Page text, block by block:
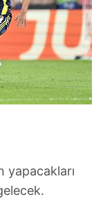
yapacakları